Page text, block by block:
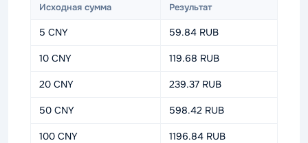
Исходная сумма Результат
5 CNY 59.84 RUB
10 CNY 119.68 RUB
20 CNY 239.37 RUB
50 CNY 598.42 RUB
100 CNY 1196.84 RUB